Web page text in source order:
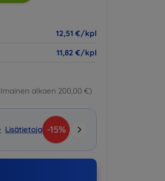
12,51 €/kpl
11,82 €/kpl
alkaen 200,00 €)
Lisätietoja -15%